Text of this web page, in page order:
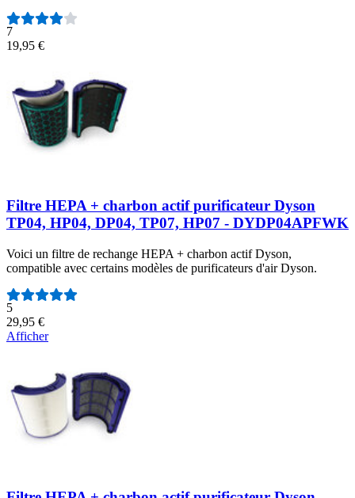
7
19,95 €
Filtre HEPA + charbon actif purificateur Dyson
TP04, HP04, DP04, TP07, HP07 - DYDP04APFWK
Voici un filtre de rechange HEPA + charbon actif Dyson,
compatible avec certains modèles de purificateurs d'air Dyson.
Nombre d'avis :
5
29,95 €
Afficher